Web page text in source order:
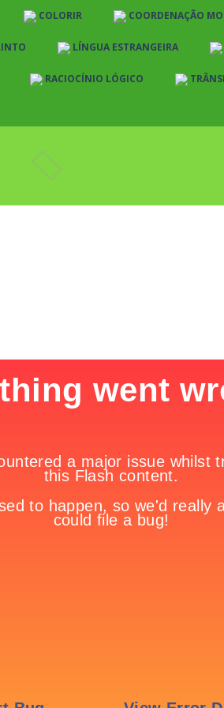
COLORIR COORDENAÇÃO
LÍNGUA ESTRANGEIRA
RACIOCÍNIO LÓGICO